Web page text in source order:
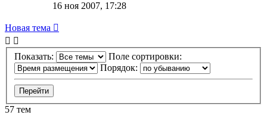
16 ноя 2007, 17:28
Новая тема
Показать:
Поле сортировки:
Порядок:
57 тем